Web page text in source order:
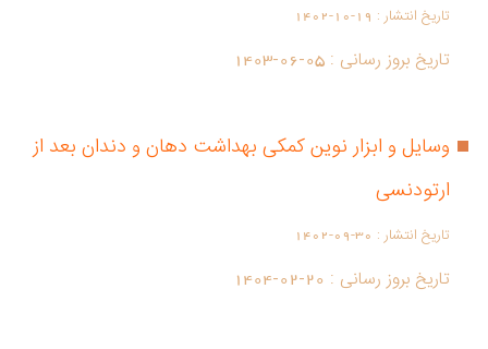
تاریخ انتشار : 1402-10-19
تاریخ بروز رسانی : 1403-06-05
وسایل و ابزار نوین کمکی بهداشت دهان و دندان بعد از
ارتودنسی
تاریخ انتشار : 1402-09-30
تاریخ بروز رسانی : 1404-02-20